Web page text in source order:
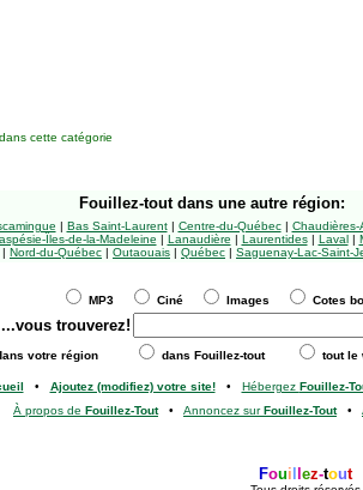
dans cette catégorie
Fouillez-tout dans une autre région:
| Bas Saint-Laurent| Centre-du-Québec| Chaudières-
Îles-de-la-Madeleine | Lanaudière | Laurentides| Laval|
| Nord-du-Québec | Outaouais | Québec | Saguenay-Lac-Saint-
MP3 Ciné Images Cotes
...vous trouverez!
votre région dans Fouillez-tout tout le
• Ajoutez (modifiez) votre site!• Hébergez Fouillez-
À propos de Fouillez-Tout• Annoncez surFouillez-Tout•
Foui ez-tout